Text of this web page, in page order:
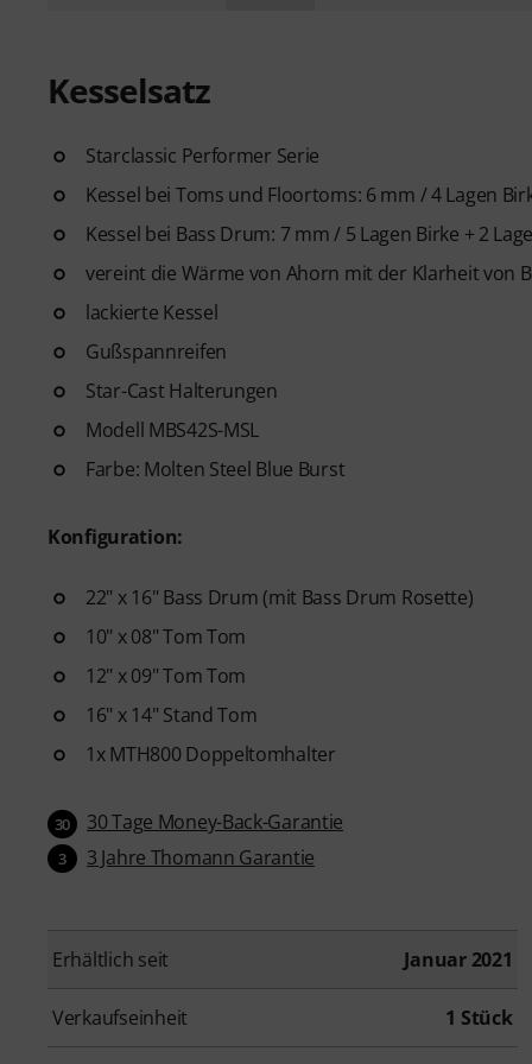
Kesselsatz
Starclassic Performer Serie
Kessel bei Toms und Floortoms: 6 mm / 4 Lagen
Kessel bei Bass Drum: 7 mm / 5 Lagen Birke + 2
vereint die Wärme von Ahorn mit der Klarheit von
lackierte Kessel
Gußspannreifen
Star-Cast Halterungen
Modell MBS42S-MSL
Farbe: Molten Steel Blue Burst
Konfiguration:
22" x 16" Bass Drum (mit Bass Drum Rosette)
10" x 08" Tom Tom
12" x 09" Tom Tom
16" x 14" Stand Tom
1x MTH800 Doppeltomhalter
30 30 Tage Money-Back-Garantie
3 3 Jahre Thomann Garantie
Erhältlich seit Januar 2021
Verkaufseinheit 1 Stück